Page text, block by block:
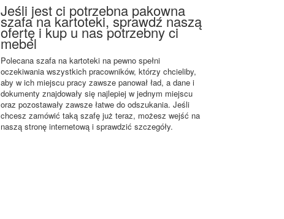
Jeśli jest ci potrzebna pakowna
szafa na kartoteki, sprawdź naszą
ofertę i kup u nas potrzebny ci
mebel
Polecana szafa na kartoteki na pewno spełni
oczekiwania wszystkich pracowników, którzy chcieliby,
aby w ich miejscu pracy zawsze panował ład, a dane i
dokumenty znajdowały się najlepiej w jednym miejscu
oraz pozostawały zawsze łatwe do odszukania. Jeśli
chcesz zamówić taką szafę już teraz, możesz wejść na
naszą stronę internetową i sprawdzić szczegóły.